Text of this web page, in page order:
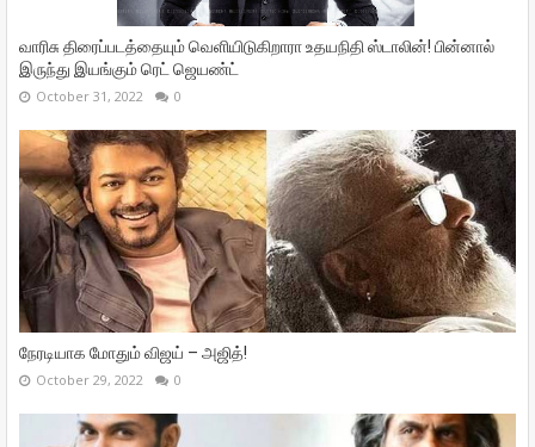
வாரிசு திரைப்படத்தையும் வெளியிடுகிறாரா உதயநிதி ஸ்டாலின்! பின்னால்
இருந்து இயங்கும் ரெட் ஜெயண்ட்
October 31, 2022 0
நேரடியாக மோதும் விஜய் – அஜித்!
October 29, 2022 0